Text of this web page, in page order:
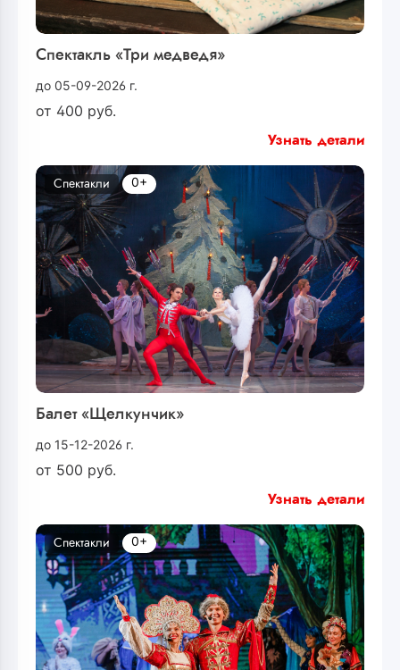
Спектакль «Три медведя»
до 05-09-2026 г.
от 400 руб.
Узнать детали
Балет «Щелкунчик»
до 15-12-2026 г.
от 500 руб.
Спектакли 0+
Узнать детали
Спектакли 0+